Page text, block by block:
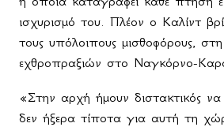
ισχυρισμό του. Πλέον ο Καλίντ
τους υπόλοιπους μισθοφόρους,
εχθροπραξιών στο Ναγκόρνο-
«Στην αρχή ήμουν διστακτικός
δεν ήξερα τίποτα για αυτή τη